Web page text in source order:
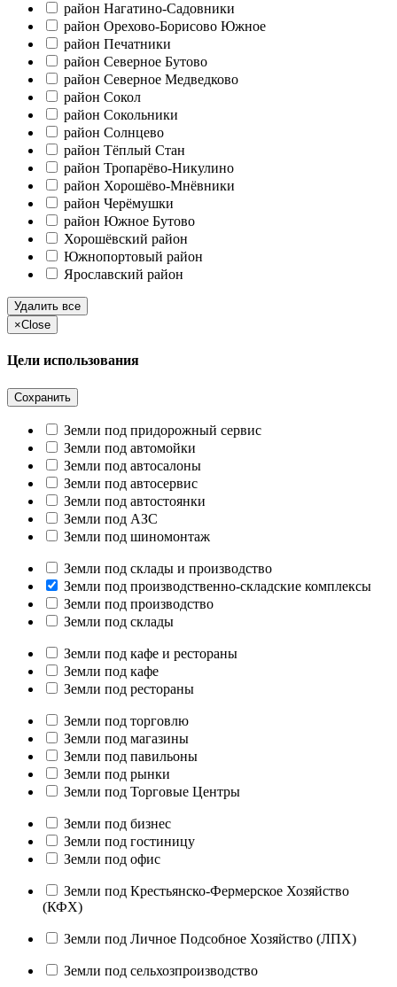
район Нагатино-Садовники
район Орехово-Борисово Южное
район Печатники
район Северное Бутово
район Северное Медведково
район Сокол
район Сокольники
район Солнцево
район Тёплый Стан
район Тропарёво-Никулино
район Хорошёво-Мнёвники
район Черёмушки
район Южное Бутово
Хорошёвский район
Южнопортовый район
Ярославский район
Удалить все
×Close
Цели использования
Сохранить
Земли под придорожный сервис
Земли под автомойки
Земли под автосалоны
Земли под автосервис
Земли под автостоянки
Земли под АЗС
Земли под шиномонтаж
Земли под склады и производство
Земли под производственно-складские комплексы
Земли под производство
Земли под склады
Земли под кафе и рестораны
Земли под кафе
Земли под рестораны
Земли под торговлю
Земли под магазины
Земли под павильоны
Земли под рынки
Земли под Торговые Центры
Земли под бизнес
Земли под гостиницу
Земли под офис
Земли под Крестьянско-Фермерское Хозяйство
(КФХ)
Земли под Личное Подсобное Хозяйство (ЛПХ)
Земли под сельхозпроизводство